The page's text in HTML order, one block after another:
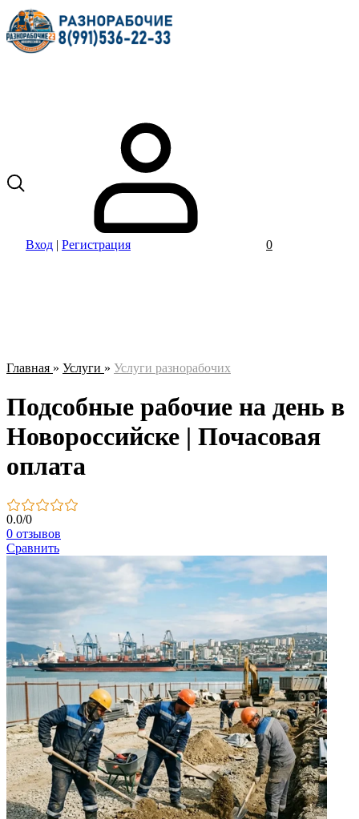
Вход | Регистрация 0
Главная » Услуги » Услуги разнорабочих
Подсобные рабочие на день в
Новороссийске | Почасовая
оплата
0.0/0
0 отзывов
Сравнить